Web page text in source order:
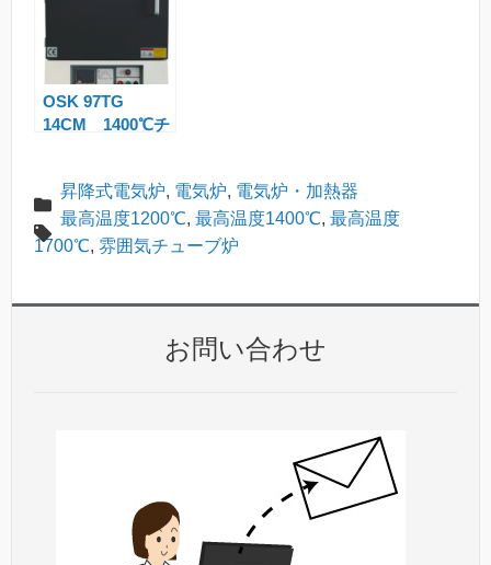
OSK 97TG
14CM 1400℃チ
昇降式電気炉, 電気炉, 電気炉・加熱器
最高温度1200℃, 最高温度1400℃, 最高温度
1700℃, 雰囲気チューブ炉
お問い合わせ